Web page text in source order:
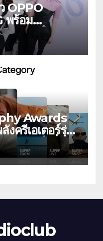
OPPO
พร้อม
ใน
นสัมผัส
มุมกว้างพิเศษที่
สี 4 เทรนดี้
Awards
ครีเอเตอร์รุ่น
นเทนต์ เพิ่ม
ครั้งแรก